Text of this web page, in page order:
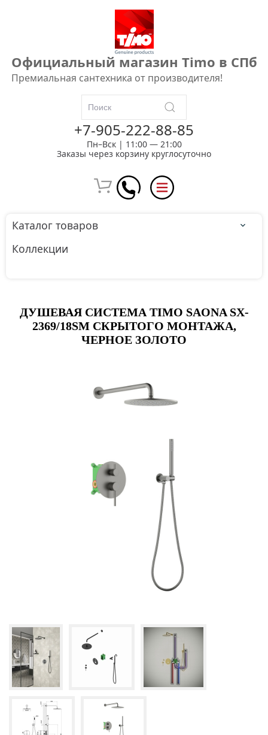
Официальный магазин Timo в СПб
Премиальная сантехника от производителя!
+7-905-222-88-85
Пн–Вск | 11:00 — 21:00
Заказы через корзину круглосуточно
Каталог товаров
Коллекции
ДУШЕВАЯ СИСТЕМА TIMO SAONA SX-
2369/18SM СКРЫТОГО МОНТАЖА,
ЧЕРНОЕ ЗОЛОТО